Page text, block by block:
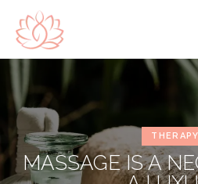
THERAPY
MASSAGE IS A